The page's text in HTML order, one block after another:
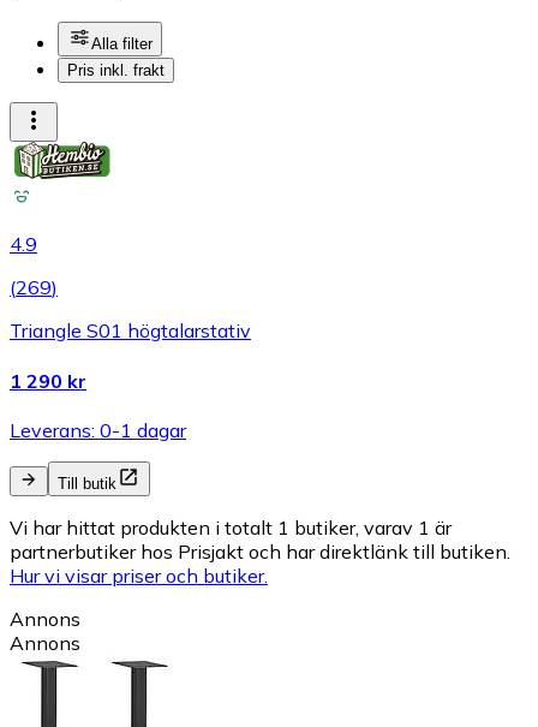
Alla filter
Pris inkl. frakt
4.9
(269)
Triangle S01 högtalarstativ
1 290 kr
Leverans: 0-1 dagar
Till butik
Vi har hittat produkten i totalt 1 butiker, varav 1 är
partnerbutiker hos Prisjakt och har direktlänk till butiken.
Hur vi visar priser och butiker.
Annons
Annons